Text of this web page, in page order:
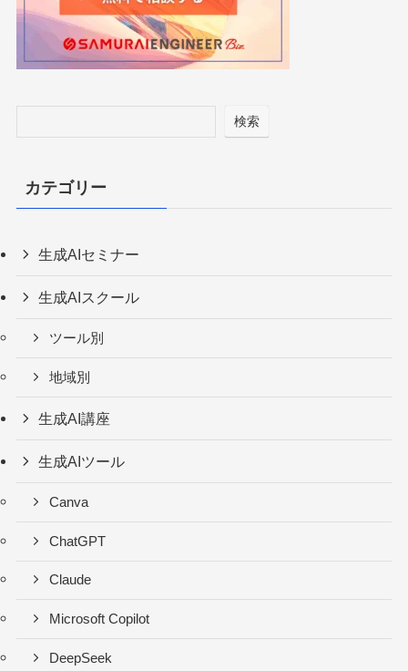
検索
カテゴリー
生成AIセミナー
生成AIスクール
ツール別
地域別
生成AI講座
生成AIツール
Canva
ChatGPT
Claude
Microsoft Copilot
DeepSeek